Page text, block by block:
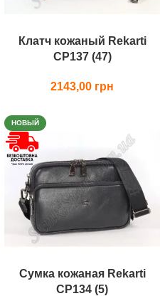
Клатч кожаный Rekarti
СР137 (47)
2143,00
НОВЫЙ
Сумка кожаная Rekarti
СР134 (5)